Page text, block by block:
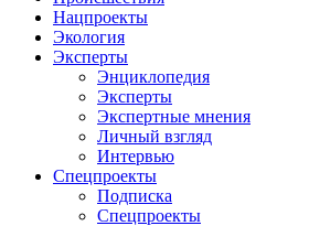
Нацпроекты
Экология
Эксперты
Энциклопедия
Эксперты
Экспертные мнения
Личный взгляд
Интервью
Спецпроекты
Подписка
Спецпроекты